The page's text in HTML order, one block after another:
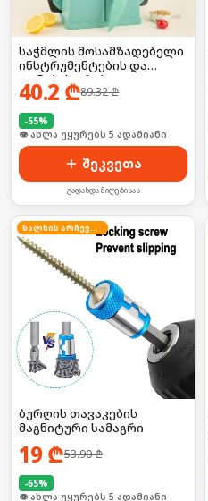
საჭმლის მოსამზადებელი
ინსტრუმენტების და
დანების კრებული
40.2 ₾89.32₾
-55%
🛒 ბოლო 24სთ-ში იყიდა 7-მა
შეკვეთა
გადახდა მიღებისას
ხალხის არჩევანი
ბურღის თავაკების
მაგნიტური სამაგრი
19 ₾53.90₾
-65%
🛒 ბოლო 24სთ-ში იყიდა 7-მა